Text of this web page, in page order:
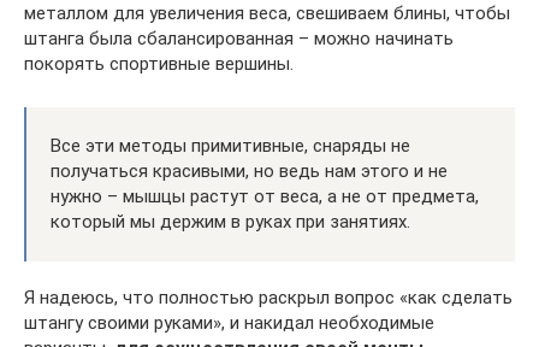
металлом для увеличения веса, свешиваем блины, чтобы
штанга была сбалансированная – можно начинать
покорять спортивные вершины.
Все эти методы примитивные, снаряды не
получаться красивыми, но ведь нам этого и не
нужно – мышцы растут от веса, а не от предмета,
который мы держим в руках при занятиях.
Я надеюсь, что полностью раскрыл вопрос «как сделать
штангу своими руками», и накидал необходимые